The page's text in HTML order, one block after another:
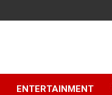
ENTERTAINMENT